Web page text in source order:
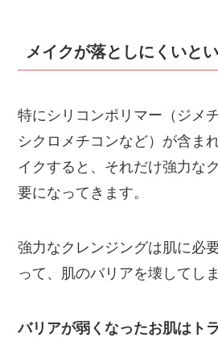
メイクが落としにくいと
特にシリコンポリマー（ジメ
シクロメチコンなど）が含ま
イクすると、それだけ強力な
要になってきます。
強力なクレンジングは肌に必
って、肌のバリアを壊してし
バリアが弱くなったお肌はト